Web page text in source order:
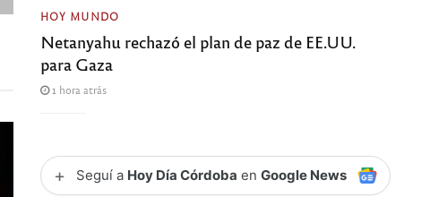
HOY MUNDO
Netanyahu rechazó el plan de paz de EE.UU.
para Gaza
1 hora atrás
+ Seguí a Hoy Día Córdoba enGoogle News